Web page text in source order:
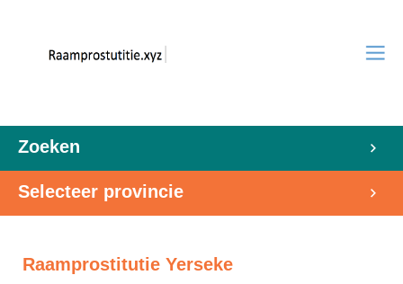
Zoeken
Selecteer provincie
Raamprostitutie Yerseke